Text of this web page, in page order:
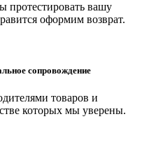
протестировать вашу
оформим возврат.
сопровождение
товаров и
которых мы уверены.